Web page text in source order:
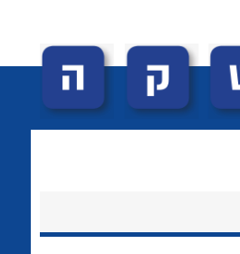
צור קשר